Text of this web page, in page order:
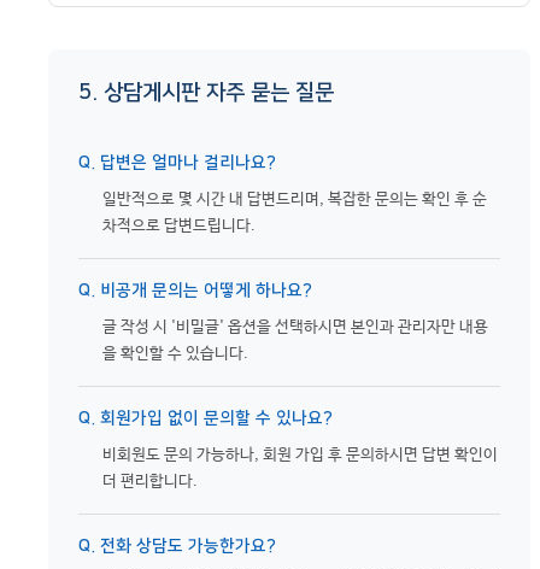
5. 상담게시판 자주 묻는 질문
Q. 답변은 얼마나 걸리나요?
일반적으로 몇 시간 내 답변드리며, 복잡한 문의는 확인 후 순
차적으로 답변드립니다.
Q. 비공개 문의는 어떻게 하나요?
글 작성 시 '비밀글' 옵션을 선택하시면 본인과 관리자만 내용
을 확인할 수 있습니다.
Q. 회원가입 없이 문의할 수 있나요?
비회원도 문의 가능하나, 회원 가입 후 문의하시면 답변 확인이
더 편리합니다.
Q. 전화 상담도 가능한가요?